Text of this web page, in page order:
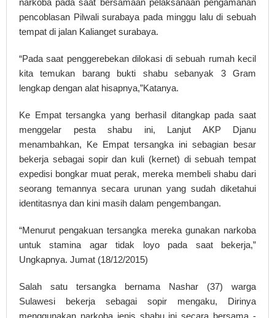
narkoba pada saat bersamaan pelaksanaan pengamanan
pencoblasan Pilwali surabaya pada minggu lalu di sebuah
tempat di jalan Kalianget surabaya.
“Pada saat penggerebekan dilokasi di sebuah rumah kecil
kita temukan barang bukti shabu sebanyak 3 Gram
lengkap dengan alat hisapnya,”Katanya.
Ke Empat tersangka yang berhasil ditangkap pada saat
menggelar pesta shabu ini, Lanjut AKP Djanu
menambahkan, Ke Empat tersangka ini sebagian besar
bekerja sebagai sopir dan kuli (kernet) di sebuah tempat
expedisi bongkar muat perak, mereka membeli shabu dari
seorang temannya secara urunan yang sudah diketahui
identitasnya dan kini masih dalam pengembangan.
“Menurut pengakuan tersangka mereka gunakan narkoba
untuk stamina agar tidak loyo pada saat bekerja,”
Ungkapnya. Jumat (18/12/2015)
Salah satu tersangka bernama Nashar (37) warga
Sulawesi bekerja sebagai sopir mengaku, Dirinya